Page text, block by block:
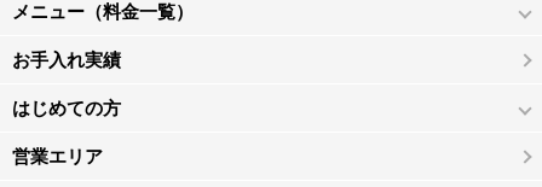
メニュー（料金一覧）
お手入れ実績
はじめての方
営業エリア